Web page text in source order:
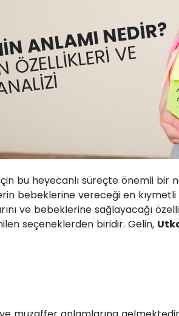
ANLAMI NEDIR?
VE
bu heyecanlı süreçte önemli bir
bebeklerine vereceği en
ve bebeklerine sağlayacağı
seçeneklerden biridir. Gelin,